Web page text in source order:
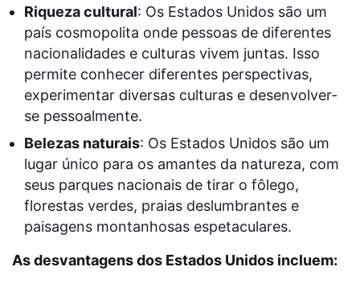
Riqueza cultural: Os Estados Unidos são um
país cosmopolita onde pessoas de diferentes
nacionalidades e culturas vivem juntas. Isso
permite conhecer diferentes perspectivas,
experimentar diversas culturas e desenvolver-
se pessoalmente.
Belezas naturais: Os Estados Unidos são um
lugar único para os amantes da natureza, com
seus parques nacionais de tirar o fôlego,
florestas verdes, praias deslumbrantes e
paisagens montanhosas espetaculares.
As desvantagens dos Estados Unidos incluem: